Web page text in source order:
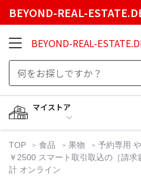
BEYOND-REAL-
BEYOND-REAL-
マイストア
TOP 食品 果物
予約専用
￥2500 スマート取引取込の［請
計 オンライン